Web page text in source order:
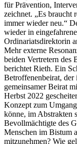
für Prävention,
zeichnet. „Es braucht
immer wieder neu.“
wieder in
Ordinariatsdirektorin
Mehr externe
beiden Vertretern des
berichtet Rieth. Ein
Betroffenenbeirat,
gemeinsamer Beirat
Herbst 2022
Konzept zum
könne, im Abstrakten
Bevollmächtigte des
Menschen im Bistum
mitzunehmen? Wie